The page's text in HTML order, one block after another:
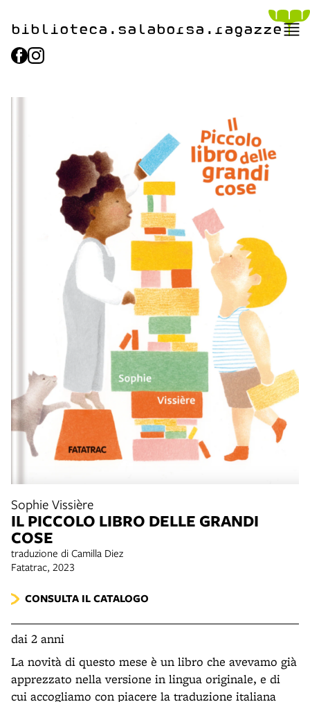
biblioteca.​salaborsa.ragazze
Sophie Vissière
IL PICCOLO LIBRO DELLE GRANDI
COSE
traduzione di Camilla Diez
Fatatrac, 2023
CONSULTA IL CATALOGO
dai 2 anni
La novità di questo mese è un libro che avevamo già
apprezzato nella versione in lingua originale, e di
cui accogliamo con piacere la traduzione italiana